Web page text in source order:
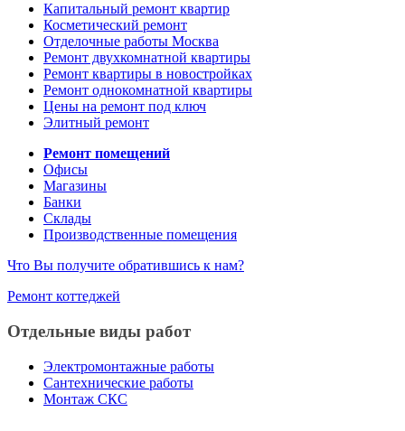
Капитальный ремонт квартир
Косметический ремонт
Отделочные работы Москва
Ремонт двухкомнатной квартиры
Ремонт квартиры в новостройках
Ремонт однокомнатной квартиры
Цены на ремонт под ключ
Элитный ремонт
Ремонт помещений
Офисы
Магазины
Банки
Склады
Производственные помещения
Что Вы получите обратившись к нам?
Ремонт коттеджей
Отдельные виды работ
Электромонтажные работы
Сантехнические работы
Монтаж СКС